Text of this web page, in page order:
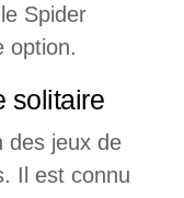
Spider
option.
solitaire
jeux de
Il est connu